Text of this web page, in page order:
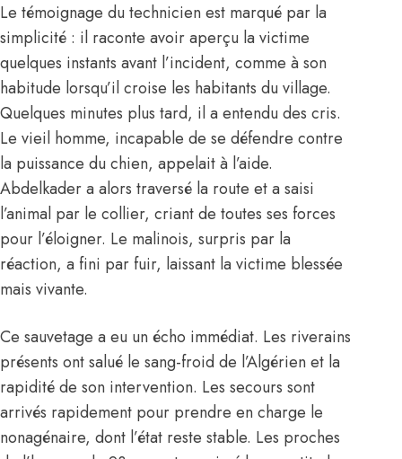
Le témoignage du technicien est marqué par la
simplicité : il raconte avoir aperçu la victime
quelques instants avant l’incident, comme à son
habitude lorsqu’il croise les habitants du village.
Quelques minutes plus tard, il a entendu des cris.
Le vieil homme, incapable de se défendre contre
la puissance du chien, appelait à l’aide.
Abdelkader a alors traversé la route et a saisi
l’animal par le collier, criant de toutes ses forces
pour l’éloigner. Le malinois, surpris par la
réaction, a fini par fuir, laissant la victime blessée
mais vivante.
Ce sauvetage a eu un écho immédiat. Les riverains
présents ont salué le sang-froid de l’Algérien et la
rapidité de son intervention. Les secours sont
arrivés rapidement pour prendre en charge le
nonagénaire, dont l’état reste stable. Les proches